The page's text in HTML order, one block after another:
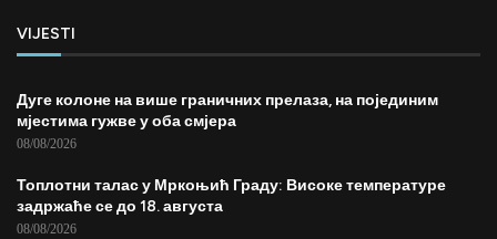
VIJESTI
Дуге колоне на више граничних прелаза, на појединим
мјестима гужве у оба смјера
08/08/2026
Топлотни талас у Мркоњић Граду: Високе температуре
задржаће се до 18. августа
08/08/2026